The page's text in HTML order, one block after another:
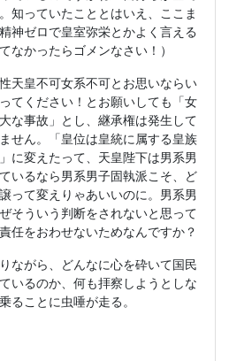
知っていたこととはいえ、ここま
神ゼロで皇室弥栄とかよく言える
なかったらゴメンなさい！）
天皇不可女系不可とお思いならい
てください！とお願いしても「女
な事故」とし、継承権は発生して
せん。「皇位は皇統に属する皇族
に変えたって、天皇陛下は男系男
いるなら男系男子固執派こそ、ど
って変えりゃあいいのに。男系男
そういう判断をされないと思って
任をおわせないためなんですか？
ながら、どんなに心を砕いて国民
いるのか、何も拝察しようとしな
ることに虫唾が走る。